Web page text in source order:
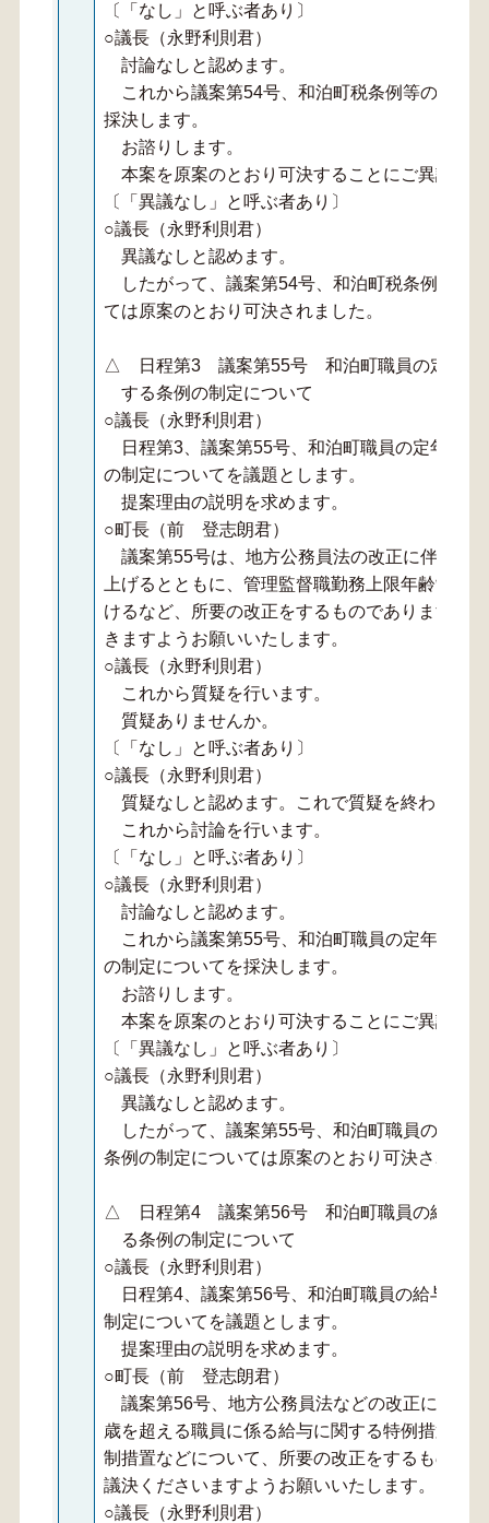
〔「なし」と呼ぶ者あり〕
○議長（永野利則君）
討論なしと認めます。
これから議案第54号、和泊町税条例等の一部
採決します。
お諮りします。
本案を原案のとおり可決することにご異議あ
〔「異議なし」と呼ぶ者あり〕
○議長（永野利則君）
異議なしと認めます。
したがって、議案第54号、和泊町税条例等の
ては原案のとおり可決されました。
△ 日程第3 議案第55号 和泊町職員の定年等
する条例の制定について
○議長（永野利則君）
日程第3、議案第55号、和泊町職員の定年等に
の制定についてを議題とします。
提案理由の説明を求めます。
○町長（前 登志朗君）
議案第55号は、地方公務員法の改正に伴い、
上げるとともに、管理監督職勤務上限年齢制及
けるなど、所要の改正をするものであります。
きますようお願いいたします。
○議長（永野利則君）
これから質疑を行います。
質疑ありませんか。
〔「なし」と呼ぶ者あり〕
○議長（永野利則君）
質疑なしと認めます。これで質疑を終わりま
これから討論を行います。
〔「なし」と呼ぶ者あり〕
○議長（永野利則君）
討論なしと認めます。
これから議案第55号、和泊町職員の定年等に
の制定についてを採決します。
お諮りします。
本案を原案のとおり可決することにご異議あ
〔「異議なし」と呼ぶ者あり〕
○議長（永野利則君）
異議なしと認めます。
したがって、議案第55号、和泊町職員の定年
条例の制定については原案のとおり可決されま
△ 日程第4 議案第56号 和泊町職員の給与に
る条例の制定について
○議長（永野利則君）
日程第4、議案第56号、和泊町職員の給与に関
制定についてを議題とします。
提案理由の説明を求めます。
○町長（前 登志朗君）
議案第56号、地方公務員法などの改正に伴う
歳を超える職員に係る給与に関する特例措置及
制措置などについて、所要の改正をするもので
議決くださいますようお願いいたします。
○議長（永野利則君）